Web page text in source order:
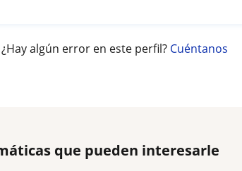
¿Hay algún error en este perfil? Cuéntanos
que pueden interesarle